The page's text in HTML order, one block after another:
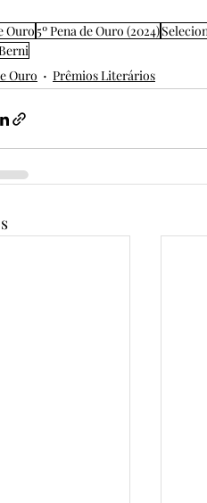
Ouro 5º Pena de Ouro (2024)
Ouro
Prêmios Literários